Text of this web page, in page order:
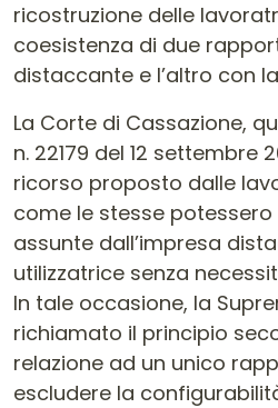
ricostruzione delle
coesistenza di due
distaccante e l’altro con
La Corte di Cassazione,
n. 22179 del 12 settembre
ricorso proposto dalle
come le stesse
assunte dall’impresa
utilizzatrice senza
In tale occasione, la
richiamato il principio
relazione ad un unico
escludere la